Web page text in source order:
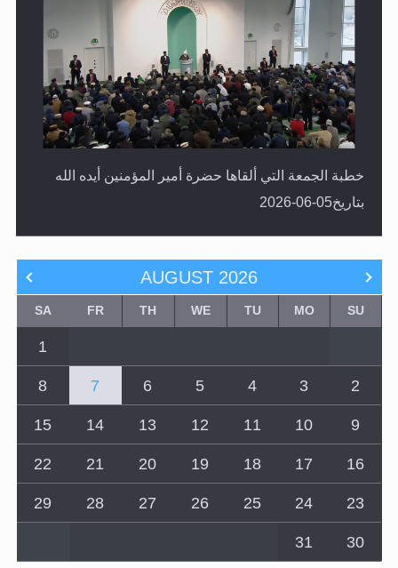
خطبة الجمعة التي ألقاها حضرة أمير المؤمنين أيده الله
بتاريخ05-06-2026
AUGUST 2026
SU
MO
TU
WE
TH
FR
SA
1
2
3
4
5
6
7
8
9
10
11
12
13
14
15
16
17
18
19
20
21
22
23
24
25
26
27
28
29
30
31